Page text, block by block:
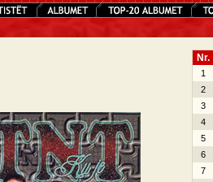
Nr.
1
2
3
4
5
6
7